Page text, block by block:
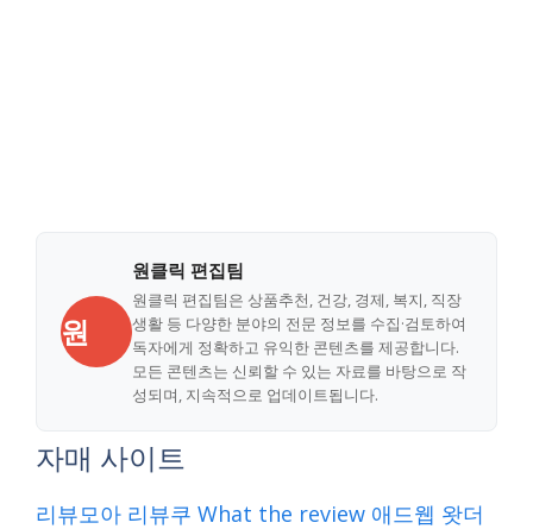
원
원클릭 편집팀
원클릭 편집팀은 상품추천, 건강, 경제, 복지, 직장
생활 등 다양한 분야의 전문 정보를 수집·검토하여
독자에게 정확하고 유익한 콘텐츠를 제공합니다.
모든 콘텐츠는 신뢰할 수 있는 자료를 바탕으로 작
성되며, 지속적으로 업데이트됩니다.
자매 사이트
리뷰모아 리뷰쿠 What the review 애드웹 왓더